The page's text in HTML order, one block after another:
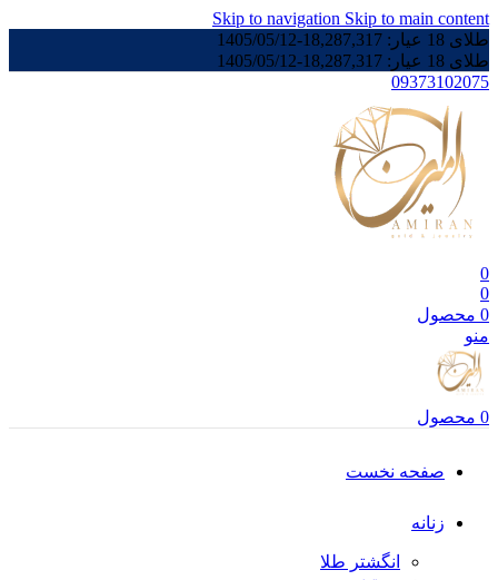
Skip to navigation Skip to main content
طلای 18 عیار:
18,287,317
-
1405/05/12
طلای 18 عیار:
18,287,317
-
1405/05/12
09373102075
0
0
0 محصول
منو
0 محصول
صفحه نخست
زنانه
انگشتر طلا